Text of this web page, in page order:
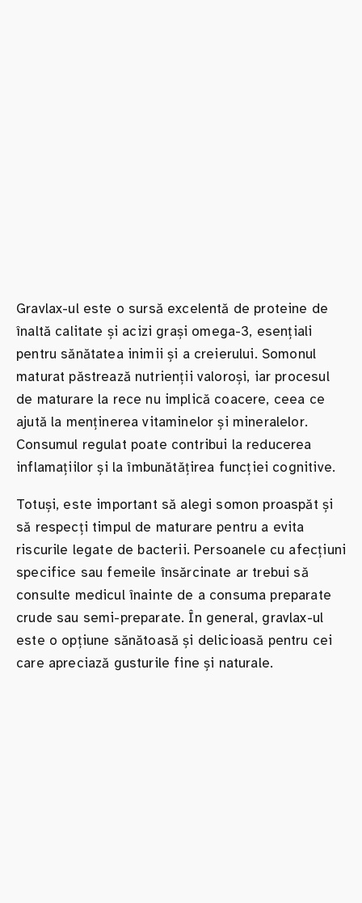
Gravlax-ul este o sursă excelentă de proteine de
înaltă calitate și acizi grași omega-3, esențiali
pentru sănătatea inimii și a creierului. Somonul
maturat păstrează nutrienții valoroși, iar procesul
de maturare la rece nu implică coacere, ceea ce
ajută la menținerea vitaminelor și mineralelor.
Consumul regulat poate contribui la reducerea
inflamațiilor și la îmbunătățirea funcției cognitive.
Totuși, este important să alegi somon proaspăt și
să respecți timpul de maturare pentru a evita
riscurile legate de bacterii. Persoanele cu afecțiuni
specifice sau femeile însărcinate ar trebui să
consulte medicul înainte de a consuma preparate
crude sau semi-preparate. În general, gravlax-ul
este o opțiune sănătoasă și delicioasă pentru cei
care apreciază gusturile fine și naturale.